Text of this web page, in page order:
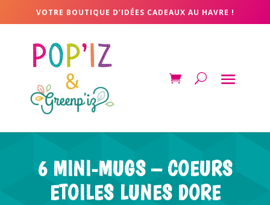
VOTRE BOUTIQUE D’IDÉES CADEAUX AU HAVRE !
6 MINI-MUGS – COEURS
ETOILES LUNES DORE